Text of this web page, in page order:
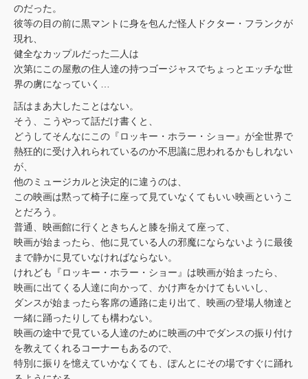
のだった。
彼等の目の前に黒マントに身を包んだ怪人ドクター・フランクが
現れ、
健全なカップルだった二人は
次第にこの屋敷の住人達の持つゴージャスでちょっとエッチな世
界の虜になっていく…
話はまあ大したことはない。
そう、こうやって話だけ書くと、
どうしてそんなにこの『ロッキー・ホラー・ショー』が全世界で
熱狂的に受け入れられているのか不思議に思われるかもしれない
が、
他のミュージカルと決定的に違うのは、
この映画は黙って椅子に座って見ていなくてもいい映画というこ
とだろう。
普通、映画館に行くときちんと膝を揃えて座って、
映画が始まったら、他に見ている人の邪魔にならないように最後
まで静かに見ていなければならない。
けれども『ロッキー・ホラー・ショー』は映画が始まったら、
映画に出てくる人達に向かって、かけ声をかけてもいいし、
ダンスが始まったら客席の通路に走り出て、映画の登場人物達と
一緒に踊ったりしても構わない。
映画の途中で見ている人達のために映画の中でダンスの振り付け
を教えてくれるコーナーもあるので、
特別に振りを憶えていかなくても、ぽんとにその場ですぐに踊れ